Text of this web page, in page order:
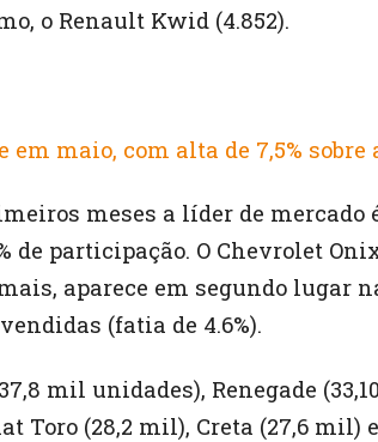
o Renault Kwid (4.852).
em maio, com alta de 7,5% sobre
meses a líder de mercado
de participação. O Chevrolet
aparece em segundo lugar
(fatia de 4.6%).
mil unidades), Renegade
Toro (28,2 mil), Creta (27,6 mil)